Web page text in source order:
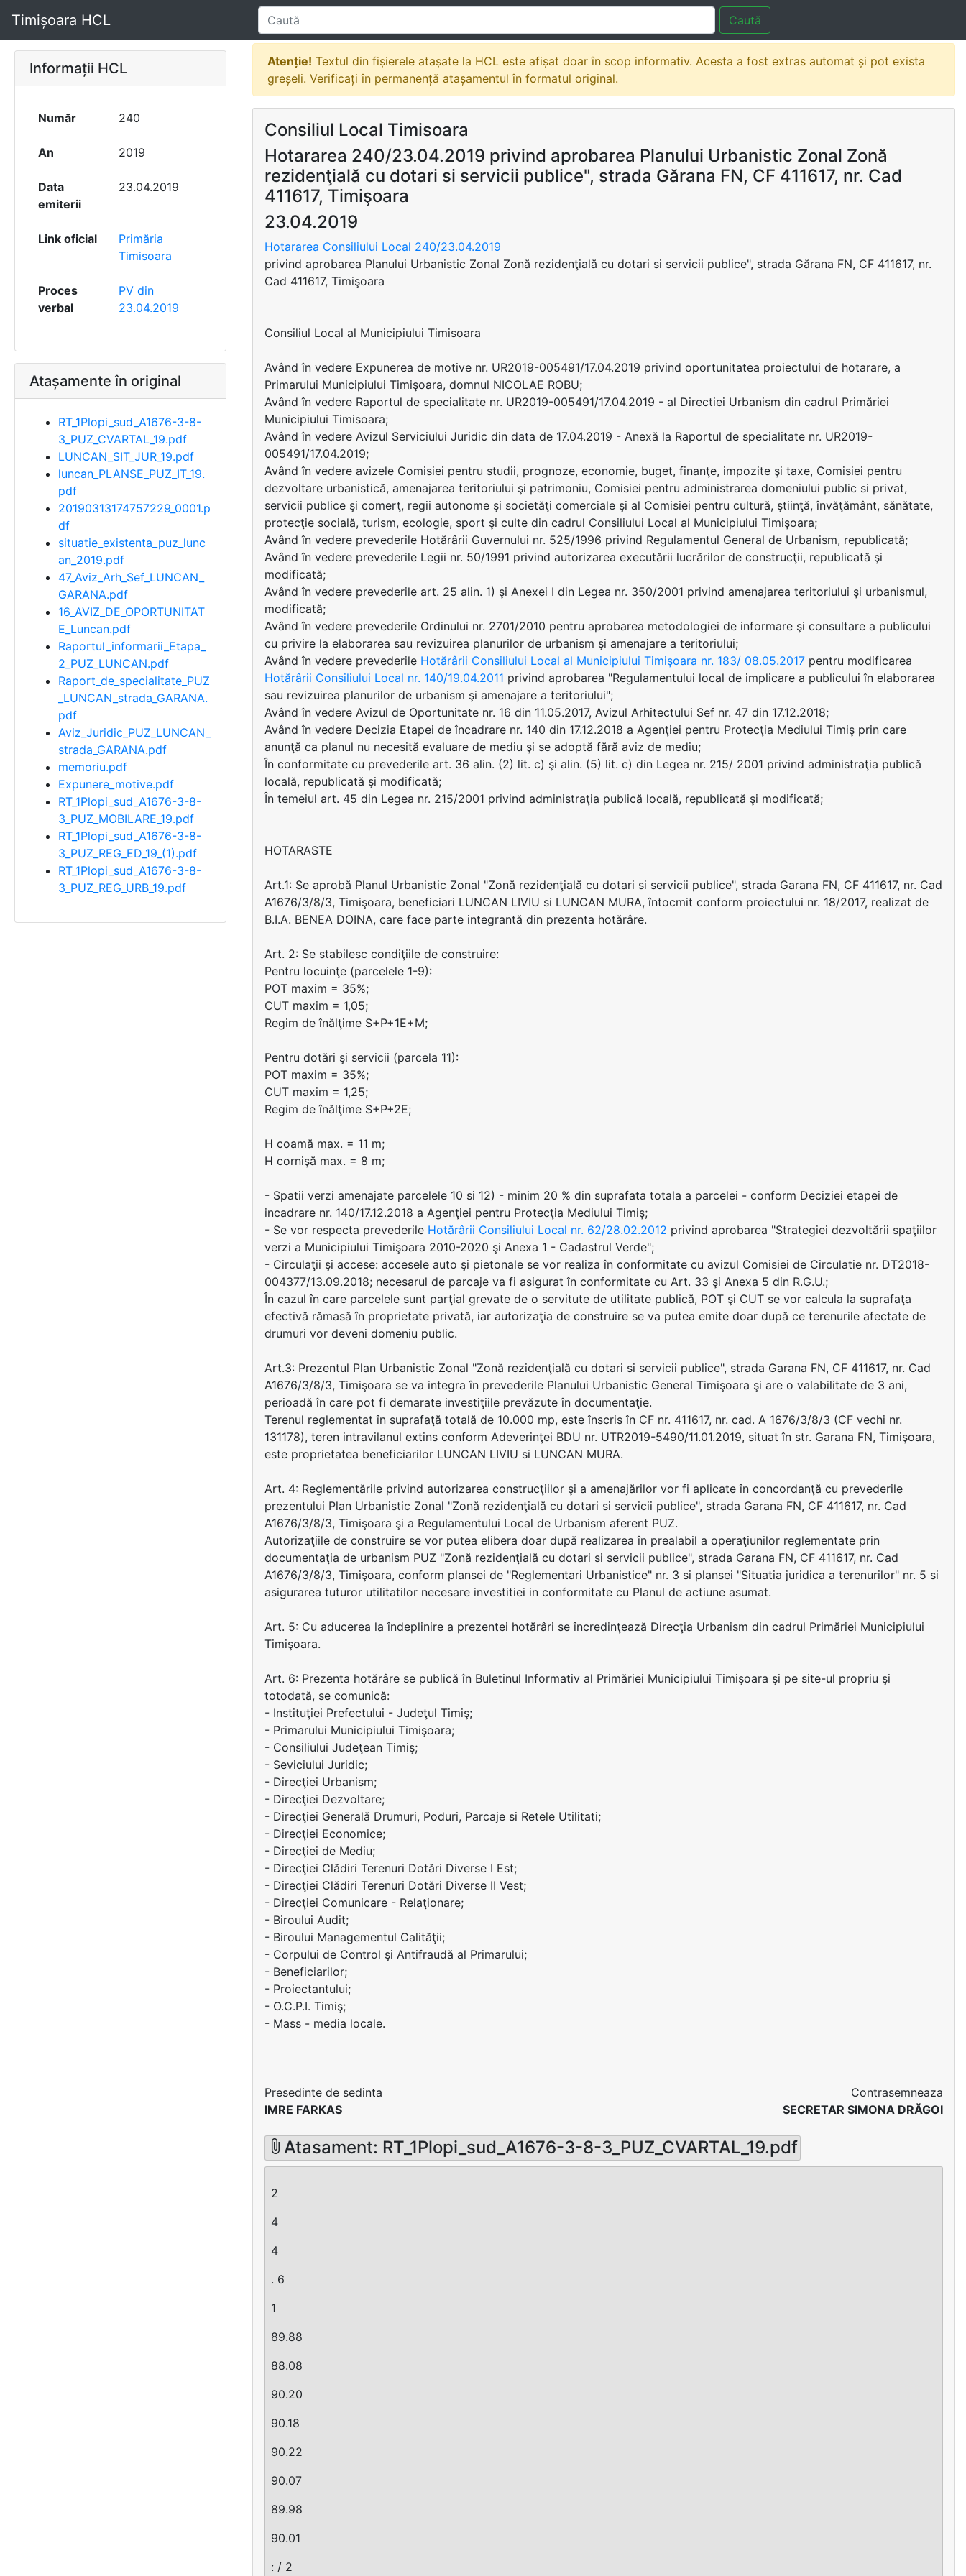
Timișoara HCL Caută
Informații HCL
Număr 240
An 2019
Data
emiterii
23.04.2019
Link oficial
Primăria
Timisoara
Proces
verbal
PV din
23.04.2019
Atașamente în original
RT_1Plopi_sud_A1676-3-8-
3_PUZ_CVARTAL_19.pdf
LUNCAN_SIT_JUR_19.pdf
luncan_PLANSE_PUZ_IT_19.
pdf
20190313174757229_0001.p
df
situatie_existenta_puz_lunc
an_2019.pdf
47_Aviz_Arh_Sef_LUNCAN_
GARANA.pdf
16_AVIZ_DE_OPORTUNITAT
E_Luncan.pdf
Raportul_informarii_Etapa_
2_PUZ_LUNCAN.pdf
Raport_de_specialitate_PUZ
_LUNCAN_strada_GARANA.
pdf
Aviz_Juridic_PUZ_LUNCAN_
strada_GARANA.pdf
memoriu.pdf
Expunere_motive.pdf
RT_1Plopi_sud_A1676-3-8-
3_PUZ_MOBILARE_19.pdf
RT_1Plopi_sud_A1676-3-8-
3_PUZ_REG_ED_19_(1).pdf
RT_1Plopi_sud_A1676-3-8-
3_PUZ_REG_URB_19.pdf
Atenție! Textul din fișierele atașate la HCL este afișat doar în scop informativ. Acesta a fost extras automat și pot exista
greșeli. Verificați în permanență atașamentul în formatul original.
Consiliul Local Timisoara
Hotararea 240/23.04.2019 privind aprobarea Planului Urbanistic Zonal Zonă
rezidenţială cu dotari si servicii publice", strada Gărana FN, CF 411617, nr. Cad
411617, Timişoara
23.04.2019
Hotararea Consiliului Local 240/23.04.2019
privind aprobarea Planului Urbanistic Zonal Zonă rezidenţială cu dotari si servicii publice", strada Gărana FN, CF 411617, nr.
Cad 411617, Timişoara
Consiliul Local al Municipiului Timisoara
Având în vedere Expunerea de motive nr. UR2019-005491/17.04.2019 privind oportunitatea proiectului de hotarare, a
Primarului Municipiului Timişoara, domnul NICOLAE ROBU;
Având în vedere Raportul de specialitate nr. UR2019-005491/17.04.2019 - al Directiei Urbanism din cadrul Primăriei
Municipiului Timisoara;
Având în vedere Avizul Serviciului Juridic din data de 17.04.2019 - Anexă la Raportul de specialitate nr. UR2019-
005491/17.04.2019;
Având în vedere avizele Comisiei pentru studii, prognoze, economie, buget, finanţe, impozite şi taxe, Comisiei pentru
dezvoltare urbanistică, amenajarea teritoriului şi patrimoniu, Comisiei pentru administrarea domeniului public si privat,
servicii publice şi comerţ, regii autonome şi societăţi comerciale şi al Comisiei pentru cultură, ştiinţă, învăţământ, sănătate,
protecţie socială, turism, ecologie, sport şi culte din cadrul Consiliului Local al Municipiului Timişoara;
Având în vedere prevederile Hotărârii Guvernului nr. 525/1996 privind Regulamentul General de Urbanism, republicată;
Având în vedere prevederile Legii nr. 50/1991 privind autorizarea executării lucrărilor de construcţii, republicată şi
modificată;
Având în vedere prevederile art. 25 alin. 1) şi Anexei I din Legea nr. 350/2001 privind amenajarea teritoriului şi urbanismul,
modificată;
Având în vedere prevederile Ordinului nr. 2701/2010 pentru aprobarea metodologiei de informare şi consultare a publicului
cu privire la elaborarea sau revizuirea planurilor de urbanism şi amenajare a teritoriului;
Având în vedere prevederile Hotărârii Consiliului Local al Municipiului Timişoara nr. 183/ 08.05.2017 pentru modificarea
Hotărârii Consiliului Local nr. 140/19.04.2011 privind aprobarea "Regulamentului local de implicare a publicului în elaborarea
sau revizuirea planurilor de urbanism şi amenajare a teritoriului";
Având în vedere Avizul de Oportunitate nr. 16 din 11.05.2017, Avizul Arhitectului Sef nr. 47 din 17.12.2018;
Având în vedere Decizia Etapei de încadrare nr. 140 din 17.12.2018 a Agenţiei pentru Protecţia Mediului Timiş prin care
anunţă ca planul nu necesită evaluare de mediu şi se adoptă fără aviz de mediu;
În conformitate cu prevederile art. 36 alin. (2) lit. c) şi alin. (5) lit. c) din Legea nr. 215/ 2001 privind administraţia publică
locală, republicată şi modificată;
În temeiul art. 45 din Legea nr. 215/2001 privind administraţia publică locală, republicată şi modificată;
HOTARASTE
Art.1: Se aprobă Planul Urbanistic Zonal "Zonă rezidenţială cu dotari si servicii publice", strada Garana FN, CF 411617, nr. Cad
A1676/3/8/3, Timişoara, beneficiari LUNCAN LIVIU si LUNCAN MURA, întocmit conform proiectului nr. 18/2017, realizat de
B.I.A. BENEA DOINA, care face parte integrantă din prezenta hotărâre.
Art. 2: Se stabilesc condiţiile de construire:
Pentru locuinţe (parcelele 1-9):
POT maxim = 35%;
CUT maxim = 1,05;
Regim de înălţime S+P+1E+M;
Pentru dotări şi servicii (parcela 11):
POT maxim = 35%;
CUT maxim = 1,25;
Regim de înălţime S+P+2E;
H coamă max. = 11 m;
H cornişă max. = 8 m;
- Spatii verzi amenajate parcelele 10 si 12) - minim 20 % din suprafata totala a parcelei - conform Deciziei etapei de
incadrare nr. 140/17.12.2018 a Agenţiei pentru Protecţia Mediului Timiş;
- Se vor respecta prevederile Hotărârii Consiliului Local nr. 62/28.02.2012 privind aprobarea "Strategiei dezvoltării spaţiilor
verzi a Municipiului Timişoara 2010-2020 şi Anexa 1 - Cadastrul Verde";
- Circulaţii şi accese: accesele auto şi pietonale se vor realiza în conformitate cu avizul Comisiei de Circulatie nr. DT2018-
004377/13.09.2018; necesarul de parcaje va fi asigurat în conformitate cu Art. 33 şi Anexa 5 din R.G.U.;
În cazul în care parcelele sunt parţial grevate de o servitute de utilitate publică, POT şi CUT se vor calcula la suprafaţa
efectivă rămasă în proprietate privată, iar autorizaţia de construire se va putea emite doar după ce terenurile afectate de
drumuri vor deveni domeniu public.
Art.3: Prezentul Plan Urbanistic Zonal "Zonă rezidenţială cu dotari si servicii publice", strada Garana FN, CF 411617, nr. Cad
A1676/3/8/3, Timişoara se va integra în prevederile Planului Urbanistic General Timişoara şi are o valabilitate de 3 ani,
perioadă în care pot fi demarate investiţiile prevăzute în documentaţie.
Terenul reglementat în suprafaţă totală de 10.000 mp, este înscris în CF nr. 411617, nr. cad. A 1676/3/8/3 (CF vechi nr.
131178), teren intravilanul extins conform Adeverinţei BDU nr. UTR2019-5490/11.01.2019, situat în str. Garana FN, Timişoara,
este proprietatea beneficiarilor LUNCAN LIVIU si LUNCAN MURA.
Art. 4: Reglementările privind autorizarea construcţiilor şi a amenajărilor vor fi aplicate în concordanţă cu prevederile
prezentului Plan Urbanistic Zonal "Zonă rezidenţială cu dotari si servicii publice", strada Garana FN, CF 411617, nr. Cad
A1676/3/8/3, Timişoara şi a Regulamentului Local de Urbanism aferent PUZ.
Autorizaţiile de construire se vor putea elibera doar după realizarea în prealabil a operaţiunilor reglementate prin
documentaţia de urbanism PUZ "Zonă rezidenţială cu dotari si servicii publice", strada Garana FN, CF 411617, nr. Cad
A1676/3/8/3, Timişoara, conform plansei de "Reglementari Urbanistice" nr. 3 si plansei "Situatia juridica a terenurilor" nr. 5 si
asigurarea tuturor utilitatilor necesare investitiei in conformitate cu Planul de actiune asumat.
Art. 5: Cu aducerea la îndeplinire a prezentei hotărâri se încredinţează Direcţia Urbanism din cadrul Primăriei Municipiului
Timişoara.
Art. 6: Prezenta hotărâre se publică în Buletinul Informativ al Primăriei Municipiului Timişoara şi pe site-ul propriu şi
totodată, se comunică:
- Instituţiei Prefectului - Judeţul Timiş;
- Primarului Municipiului Timişoara;
- Consiliului Judeţean Timiş;
- Seviciului Juridic;
- Direcţiei Urbanism;
- Direcţiei Dezvoltare;
- Direcţiei Generală Drumuri, Poduri, Parcaje si Retele Utilitati;
- Direcţiei Economice;
- Direcţiei de Mediu;
- Direcţiei Clădiri Terenuri Dotări Diverse I Est;
- Direcţiei Clădiri Terenuri Dotări Diverse II Vest;
- Direcţiei Comunicare - Relaţionare;
- Biroului Audit;
- Biroului Managementul Calităţii;
- Corpului de Control şi Antifraudă al Primarului;
- Beneficiarilor;
- Proiectantului;
- O.C.P.I. Timiş;
- Mass - media locale.
Presedinte de sedinta
IMRE FARKAS
Contrasemneaza
SECRETAR SIMONA DRĂGOI
Atasament: RT_1Plopi_sud_A1676-3-8-3_PUZ_CVARTAL_19.pdf
2
4
4
. 6
1
89.88
88.08
90.20
90.18
90.22
90.07
89.98
90.01
: / 2